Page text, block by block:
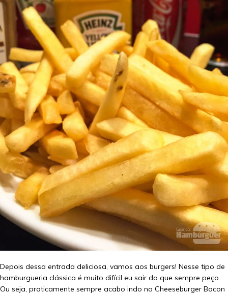
Depois dessa entrada deliciosa, vamos aos burgers! Nesse tipo de
hamburgueria clássica é muito difícil eu sair do que sempre peço.
Ou seja, praticamente sempre acabo indo no Cheeseburger Bacon